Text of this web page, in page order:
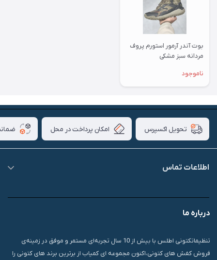
بوت آندر آرمور استورم پروف
مردانه سبز مشکی
ناموجود
تحویل اکسپرس امکان پرداخت در محل
اطلاعات تماس
درباره ما
تنظیماتکتونی اطلس با بیش از 10 سال تجربه‌ای مستمر و موفق در زمینه‌ی
فروش کفش های کتونی،اکنون مجموعه ای کمیاب از برترین برند های کتونی را